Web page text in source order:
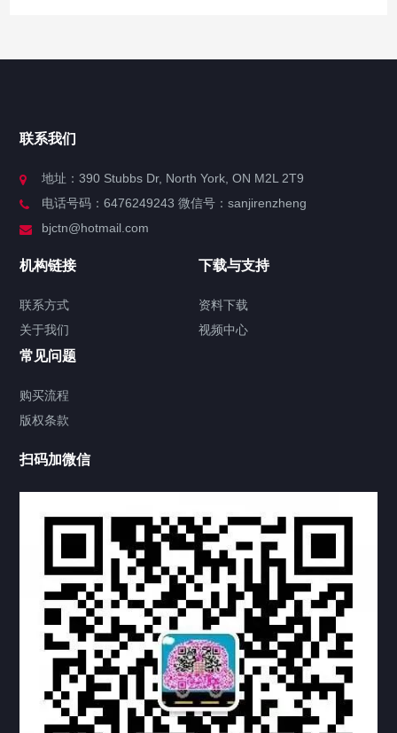
服务分类
签署类文件海牙认证程序费用
视频中心
热门标签 TAG
机构链接
联系方式 关于我们
下载与支持
资料下载 视频中心
常见问题
联系我们
地址：390 Stubbs Dr, North York, ON M2L 2T9
电话号码：6476249243 微信号：sanjirenzheng
bjctn@hotmail.com
机构链接
联系方式
关于我们
下载与支持
资料下载
视频中心
常见问题
购买流程
版权条款
扫码加微信